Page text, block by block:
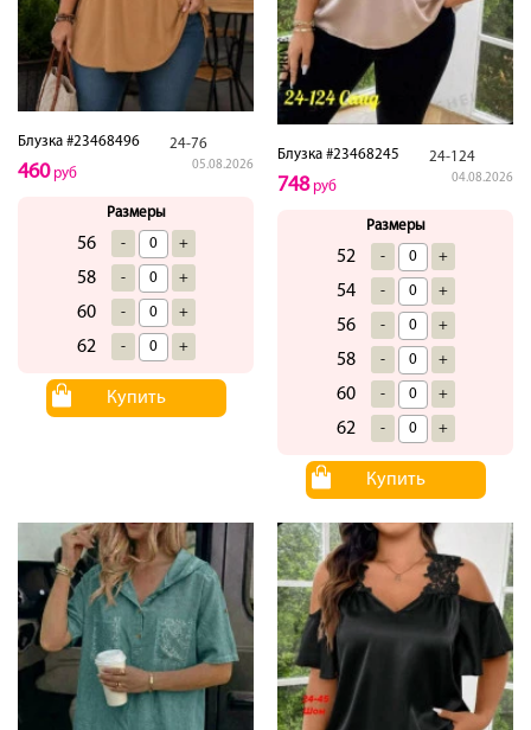
Блузка #23468496 24-76
05.08.2026
460руб
Размеры
56 - +
58 - +
60 - +
62 - +
Купить
Блузка #23468245 24-124
04.08.2026
748руб
Размеры
52 - +
54 - +
56 - +
58 - +
60 - +
62 - +
Купить